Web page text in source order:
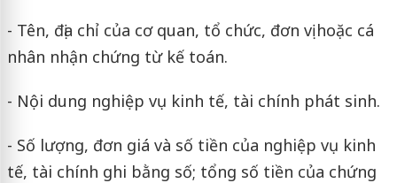
- Tên, địa chỉ của cơ quan, tổ chức, đơn vị hoặc cá
nhân nhận chứng từ kế toán.
- Nội dung nghiệp vụ kinh tế, tài chính phát sinh.
- Số lượng, đơn giá và số tiền của nghiệp vụ kinh
tế, tài chính ghi bằng số; tổng số tiền của chứng